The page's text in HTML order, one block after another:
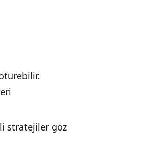
stratejiler göz